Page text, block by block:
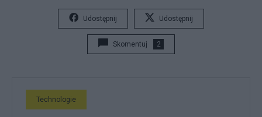
Udostępnij Udostępnij
Skomentuj 2
Technologie